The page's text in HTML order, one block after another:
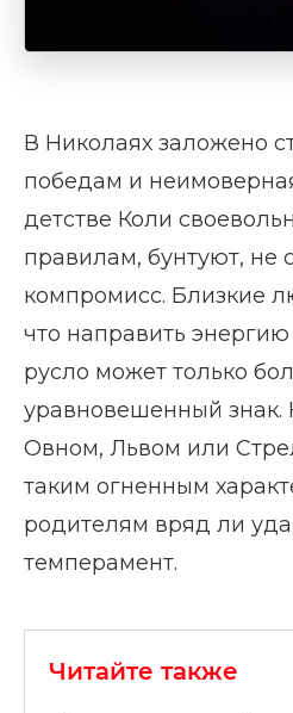
В Николаях заложено
победам и
детстве Коли
правилам, бунтуют, не
компромисс. Близкие
что направить
русло может только
уравновешенный знак.
Овном, Львом или
таким огненным
родителям вряд ли
темперамент.
Читайте также